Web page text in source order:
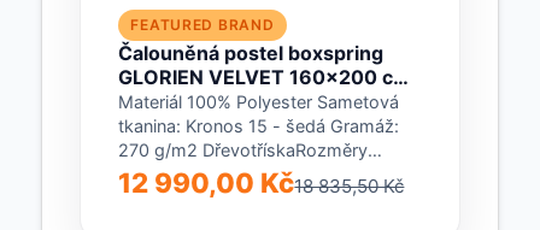
FEATURED BRAND
Čalouněná postel boxspring
GLORIEN VELVET 160x200 cm
šedá Matrace: Matrace Bonell
pružinová
Materiál 100% Polyester Sametová
tkanina: Kronos 15 - šedá Gramáž:
270 g/m2 DřevotřískaRozměry
Šířka: 160 cm Délka: 207 cm Výška
čela...
12 990,00 Kč18 835,50 Kč